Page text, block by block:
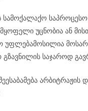
უცნობია ან
უფლებამოსილია
საჯაროდ
არბიტრაჟის